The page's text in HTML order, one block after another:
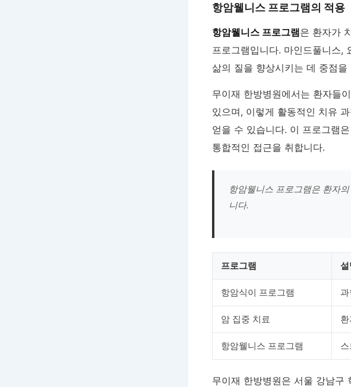
항암웰니스 프로그램의 적용
항암웰니스 프로그램은 환자가
프로그램입니다. 마인드풀니스,
삶의 질을 향상시키는 데 중점을
무이재 한방병원에서는 환자들
있으며, 이렇게 활동적인 치유
얻을 수 있습니다. 이 프로그램
통합적인 접근을 취합니다.
항암웰니스 프로그램은 환자
니다.
프로그램 설
항암식이 프로그램
암 집중 치료
항암웰니스 프로그램
무이재 한방병원은 서울 강남구